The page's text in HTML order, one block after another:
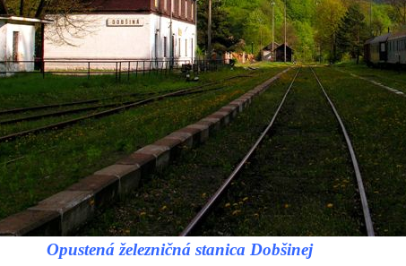
Opustená železničná stanica Dobšinej